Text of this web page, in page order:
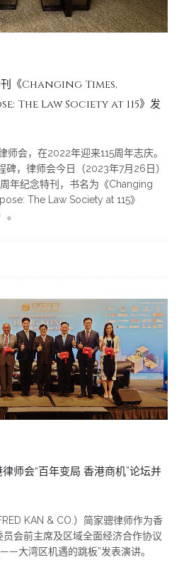
刊《Changing Times,
The Law Society at 115》发
师会，在2022年迎来115周年志庆。
碑，律师会今日（2023年7月26日）
年纪念特刊，书名为《Changing
The Law Society at 115》
。
师会“百年变局 香港商机”论坛并
KAN & CO.）简家骢律师作为香
员会前主席及区域全面经济合作协议
大湾区机遇的跳板”发表演讲。